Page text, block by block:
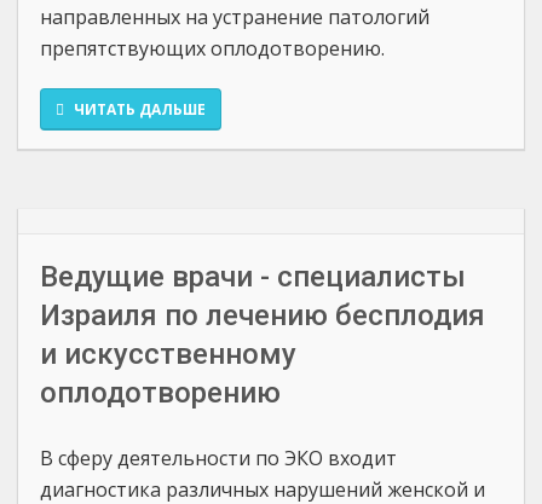
направленных на устранение патологий
препятствующих оплодотворению.
ЧИТАТЬ ДАЛЬШЕ
Ведущие врачи - специалисты
Израиля по лечению бесплодия
и искусственному
оплодотворению
В сферу деятельности по ЭКО входит
диагностика различных нарушений женской и